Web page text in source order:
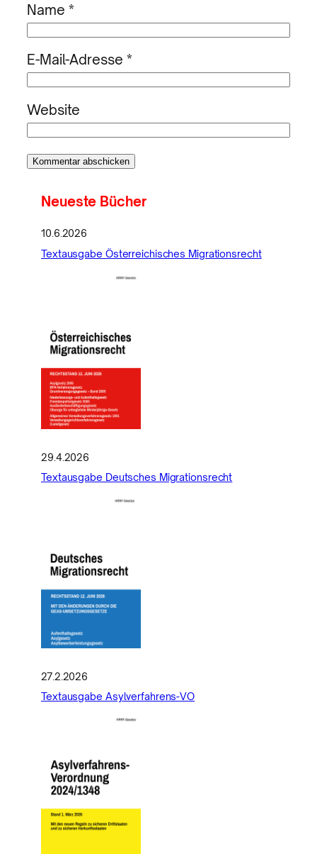
Name *
E-Mail-Adresse *
Website
Neueste Bücher
10.6.2026
Textausgabe Österreichisches Migrationsrecht
29.4.2026
Textausgabe Deutsches Migrationsrecht
27.2.2026
Textausgabe Asylverfahrens-VO